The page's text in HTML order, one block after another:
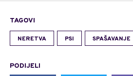
TAGOVI
NERETVA PSI SPAŠAVANJE
PODIJELI